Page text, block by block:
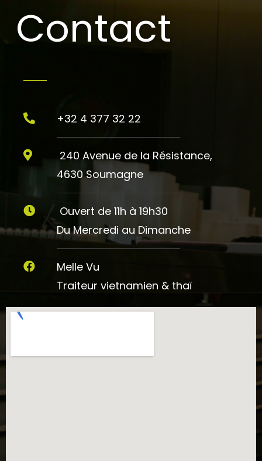
Contact
+32 4 377 32 22
240 Avenue de la Résistance,
4630 Soumagne
Ouvert de 11h à 19h30
Du Mercredi au Dimanche
Melle Vu
Traiteur vietnamien & thaï